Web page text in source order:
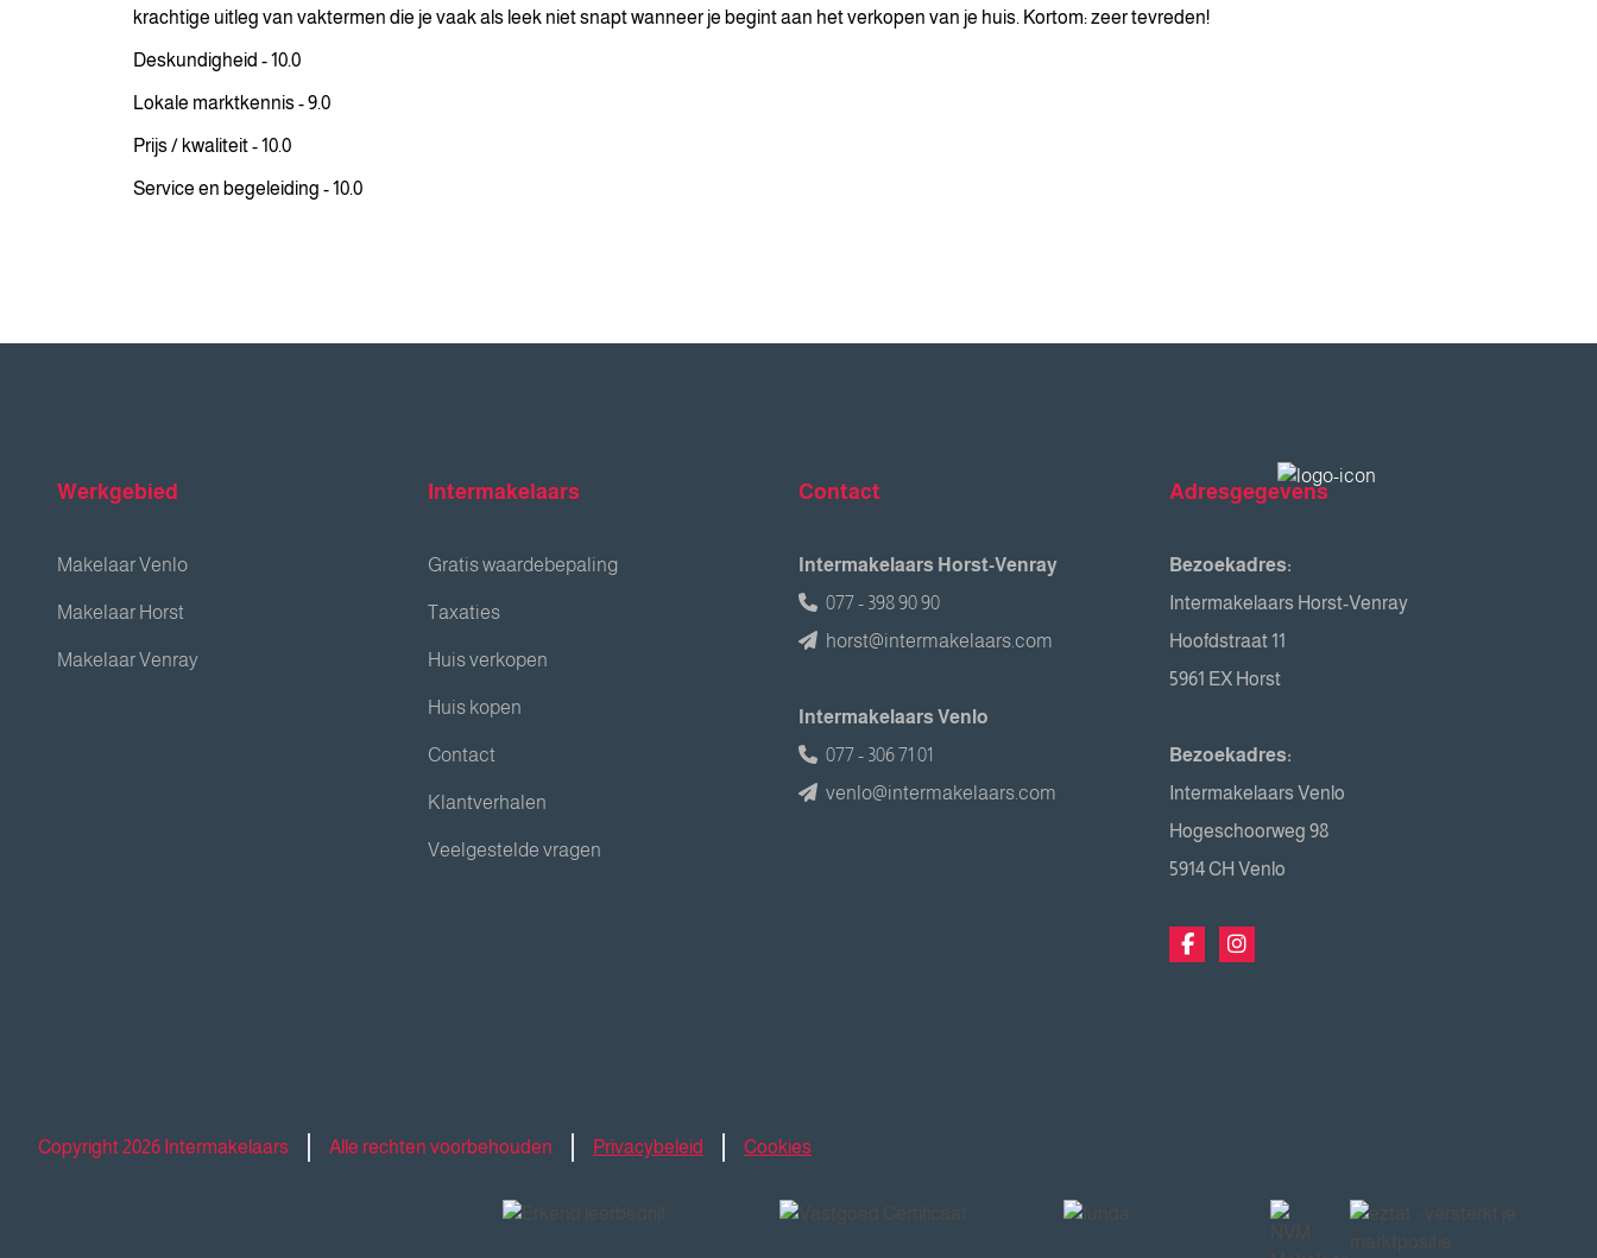
krachtige uitleg van vaktermen die je vaak als leek niet snapt wanneer je begint aan het verkopen van je huis. Kortom: zeer tevreden!
Deskundigheid - 10.0
Lokale marktkennis - 9.0
Prijs / kwaliteit - 10.0
Service en begeleiding - 10.0
Werkgebied
Makelaar Venlo
Makelaar Horst
Makelaar Venray
Intermakelaars
Gratis waardebepaling
Taxaties
Huis verkopen
Huis kopen
Contact
Klantverhalen
Veelgestelde vragen
Contact
Intermakelaars Horst-Venray
077 - 398 90 90
horst@intermakelaars.com
Intermakelaars Venlo
077 - 306 71 01
venlo@intermakelaars.com
Adresgegevens
Bezoekadres:
Intermakelaars Horst-Venray
Hoofdstraat 11
5961 EX Horst
Bezoekadres:
Intermakelaars Venlo
Hogeschoorweg 98
5914 CH Venlo
Copyright 2026 Intermakelaars Alle rechten voorbehouden Privacybeleid Cookies